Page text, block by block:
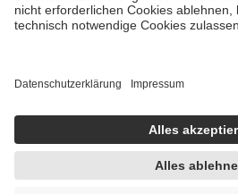
• Harn- und Blutteststreifen
getroffen, um sicherzustellen, dass es
https://help.etrusted.com/hc/de/
Einige Bilder und Inhalte wurden unter